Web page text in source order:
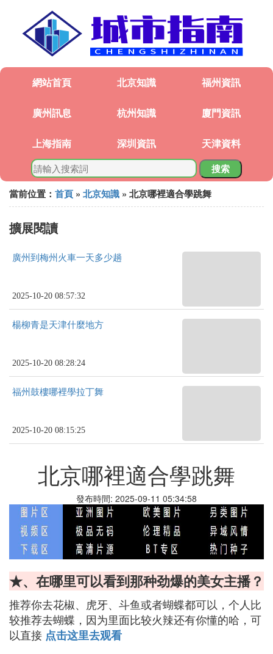
網站首頁 北京知識 福州資訊
廣州訊息 杭州知識 廈門資訊
上海指南 深圳資訊 天津資料
搜索
當前位置： 首頁 » 北京知識 » 北京哪裡適合學跳舞
擴展閱讀
廣州到梅州火車一天多少趟
2025-10-20 08:57:32
楊柳青是天津什麼地方
2025-10-20 08:28:24
福州鼓樓哪裡學拉丁舞
2025-10-20 08:15:25
北京哪裡適合學跳舞
發布時間: 2025-09-11 05:34:58
★、在哪里可以看到那种劲爆的美女主播？
推荐你去花椒、虎牙、斗鱼或者蝴蝶都可以，个人比
较推荐去蝴蝶，因为里面比较火辣还有你懂的哈，可
以直接 点击这里去观看